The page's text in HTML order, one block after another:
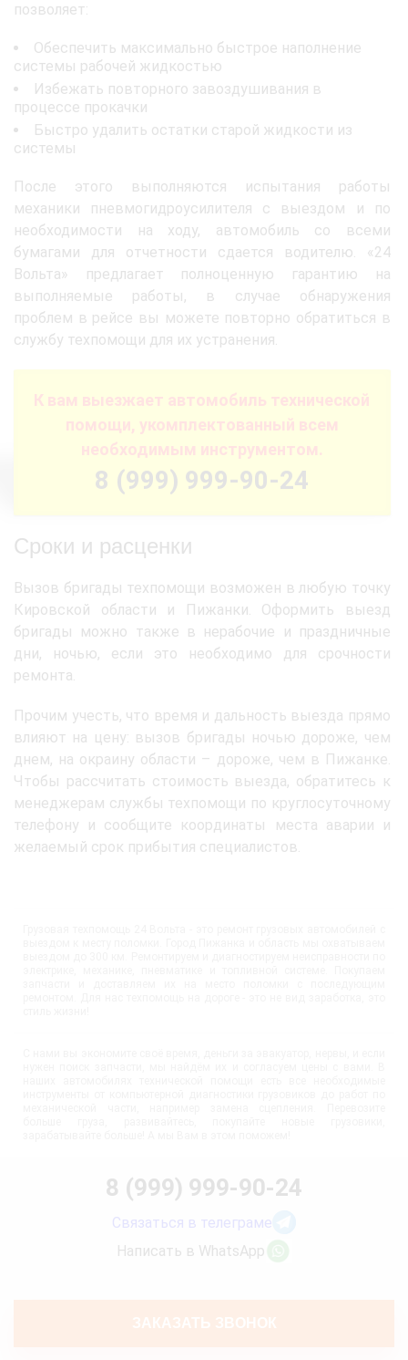
позволяет:
Обеспечить максимально быстрое наполнение
системы рабочей жидкостью
Избежать повторного завоздушивания в
процессе прокачки
Быстро удалить остатки старой жидкости из
системы
После этого выполняются испытания работы
механики пневмогидроусилителя с выездом и по
необходимости на ходу, автомобиль со всеми
бумагами для отчетности сдается водителю. «24
Вольта» предлагает полноценную гарантию на
выполняемые работы, в случае обнаружения
проблем в рейсе вы можете повторно обратиться в
службу техпомощи для их устранения.
К вам выезжает автомобиль технической
помощи, укомплектованный всем
необходимым инструментом.
8 (999) 999-90-24
Сроки и расценки
Вызов бригады техпомощи возможен в любую точку
Кировской области и Пижанки. Оформить выезд
бригады можно также в нерабочие и праздничные
дни, ночью, если это необходимо для срочности
ремонта.
Прочим учесть, что время и дальность выезда прямо
влияют на цену: вызов бригады ночью дороже, чем
днем, на окраину области – дороже, чем в Пижанке.
Чтобы рассчитать стоимость выезда, обратитесь к
менеджерам службы техпомощи по круглосуточному
телефону и сообщите координаты места аварии и
желаемый срок прибытия специалистов.
8 (999) 999-90-24
Связаться в телеграме
Написать в WhatsApp
ЗАКАЗАТЬ ЗВОНОК